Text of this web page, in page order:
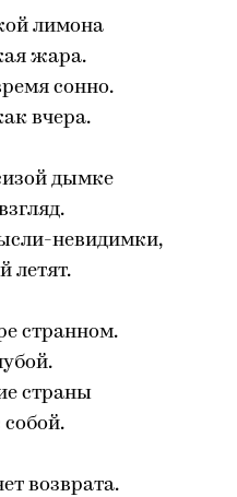
лимона
жара.
сонно.
вчера.
дымке
невидимки,
летят.
странном.
страны
собой.
возврата.